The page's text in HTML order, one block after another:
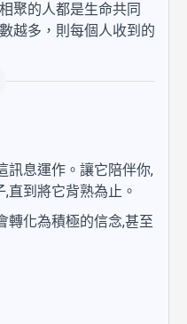
聚的人都是生命共同
越多，則每個人收到的
訊息運作。讓它陪伴你,
直到將它背熟為止。
轉化為積極的信念,甚至